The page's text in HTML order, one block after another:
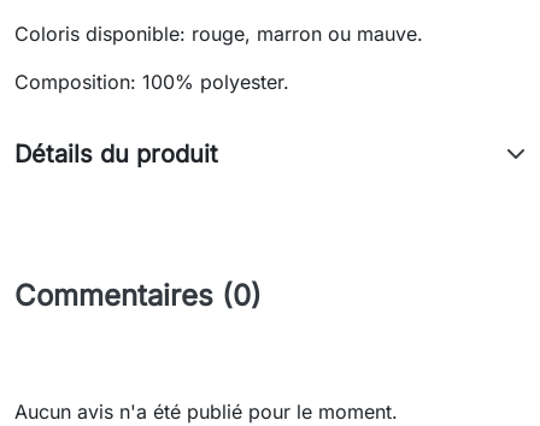
Coloris disponible: rouge, marron ou mauve.
Composition: 100% polyester.
Détails du produit
Commentaires (0)
Aucun avis n'a été publié pour le moment.